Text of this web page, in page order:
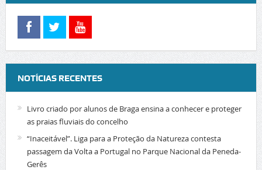
NOTÍCIAS RECENTES
Livro criado por alunos de Braga ensina a conhecer e proteger
as praias fluviais do concelho
“Inaceitável”. Liga para a Proteção da Natureza contesta
passagem da Volta a Portugal no Parque Nacional da Peneda-
Gerês